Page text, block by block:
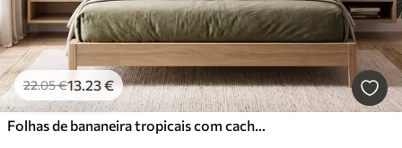
22.05€13 .23€